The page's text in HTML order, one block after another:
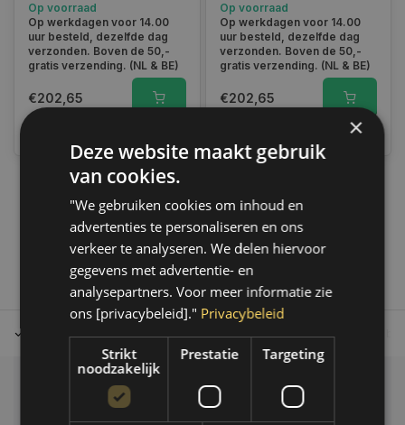
Op voorraad
Op werkdagen voor 14.00
uur besteld, dezelfde dag
verzonden. Boven de 50,-
gratis verzending. (NL & BE)
€202,65
05020PC
Op voorraad
Op werkdagen voor 14.00
uur besteld, dezelfde dag
verzonden. Boven de 50,-
gratis verzending. (NL & BE)
€202,65
1
Tot 30 dagen retour sturen. Op werkdagen voor 14.00 uur
Klantenservice
×
Deze website maakt gebruik
van cookies.
"We gebruiken cookies om inhoud en
advertenties te personaliseren en ons
verkeer te analyseren. We delen hiervoor
gegevens met advertentie- en
analysepartners. Voor meer informatie zie
ons [privacybeleid]." Privacybeleid
Strikt
noodzakelijk
Prestatie Targeting